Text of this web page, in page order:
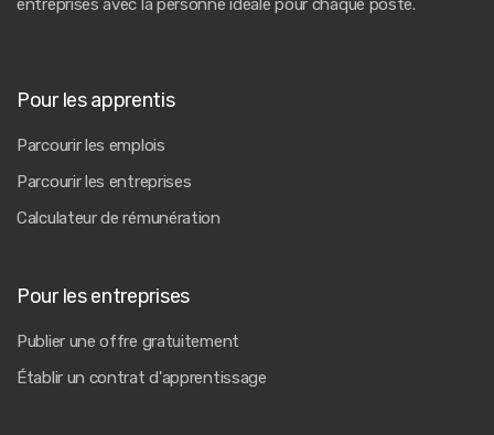
entreprises avec la personne idéale pour chaque poste.
Pour les apprentis
Parcourir les emplois
Parcourir les entreprises
Calculateur de rémunération
Pour les entreprises
Publier une offre gratuitement
Établir un contrat d'apprentissage